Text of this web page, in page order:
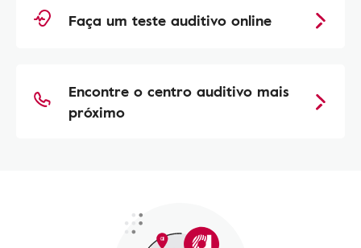
Faça um teste auditivo online
Encontre o centro auditivo mais
próximo